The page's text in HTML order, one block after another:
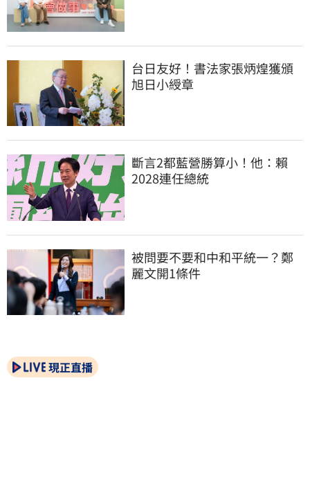
台日友好！書法家張炳煌獲頒
旭日小綬章
斷言2都藍營勝算小！他：賴
2028連任總統
被問要不要和中和平統一？鄭
麗文開1條件
現正直播